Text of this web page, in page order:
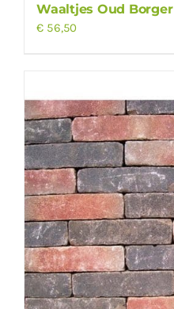
Waaltjes Oud Borger
€ 56,50